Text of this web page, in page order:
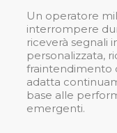
Un operatore
interrompere
riceverà segnali
personalizzata,
fraintendimento
adatta
base alle
emergenti.